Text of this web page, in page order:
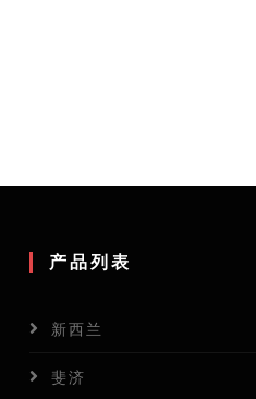
产品列表
新西兰
斐济